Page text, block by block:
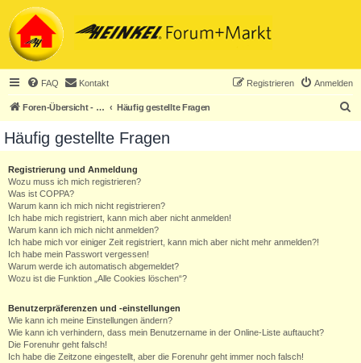
FAQ Kontakt Anmelden
Registrieren
Foren-Übersicht - ACHTUNG! Neuregistrierung nur noch für Heinkel-Club-Mitglieder! Häufig gestellte Fragen
Häufig gestellte Fragen
Registrierung und Anmeldung
Wozu muss ich mich registrieren?
Was ist COPPA?
Warum kann ich mich nicht registrieren?
Ich habe mich registriert, kann mich aber nicht anmelden!
Warum kann ich mich nicht anmelden?
Ich habe mich vor einiger Zeit registriert, kann mich aber nicht mehr anmelden?!
Ich habe mein Passwort vergessen!
Warum werde ich automatisch abgemeldet?
Wozu ist die Funktion „Alle Cookies löschen“?
Benutzerpräferenzen und -einstellungen
Wie kann ich meine Einstellungen ändern?
Wie kann ich verhindern, dass mein Benutzername in der Online-Liste auftaucht?
Die Forenuhr geht falsch!
Ich habe die Zeitzone eingestellt, aber die Forenuhr geht immer noch falsch!